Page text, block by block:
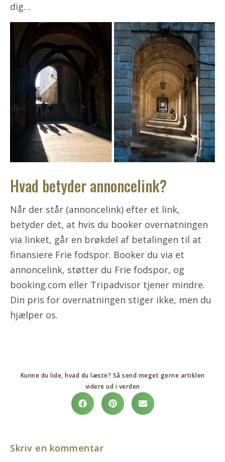
dig…
Hvad betyder annoncelink?
Når der står (annoncelink) efter et link,
betyder det, at hvis du booker overnatningen
via linket, går en brøkdel af betalingen til at
finansiere Frie fodspor. Booker du via et
annoncelink, støtter du Frie fodspor, og
booking.com eller Tripadvisor tjener mindre.
Din pris for overnatningen stiger ikke, men du
hjælper os.
Kunne du lide, hvad du læste? Så send meget gerne artiklen
videre ud i verden
Skriv en kommentar